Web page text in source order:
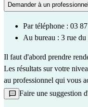
Demander à un
Par téléphone : 03
Au bureau : 3 rue
Il faut d'abord prendre
Les résultats sur votre
au professionnel qui vous
Faire une suggestion